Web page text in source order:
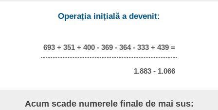
Operația inițială a devenit:
693 + 351 + 400 - 369 - 364 - 333 + 439 =
1.883 - 1.066
Acum scade numerele finale de mai sus: